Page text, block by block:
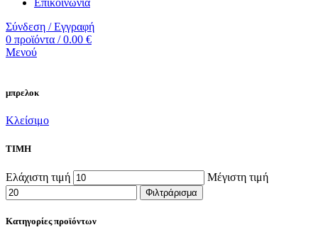
Επικοινωνία
Σύνδεση / Εγγραφή
0 προϊόντα / 0.00 €
Μενού
μπρελοκ
Κλείσιμο
ΤΙΜΗ
Ελάχιστη τιμή Μέγιστη τιμή
Φιλτράρισμα
Κατηγορίες προϊόντων